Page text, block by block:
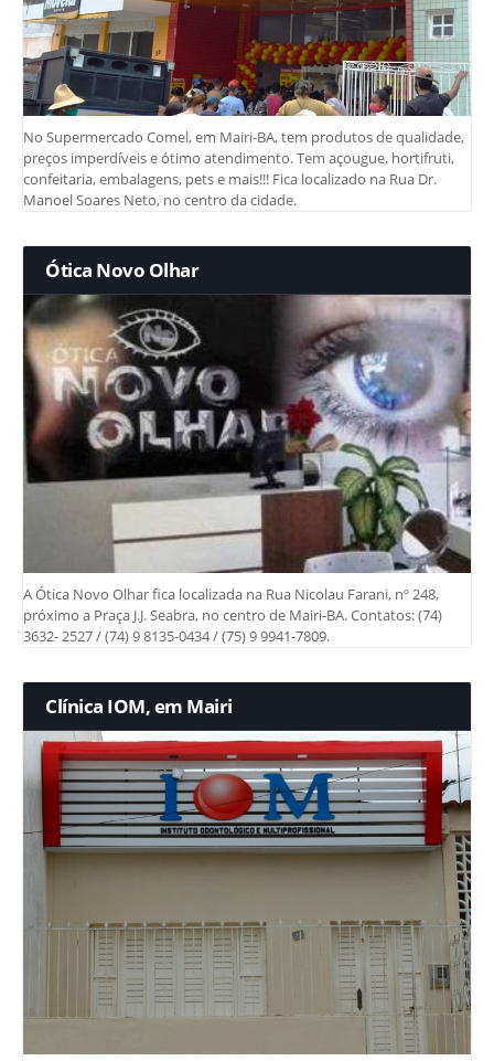
No Supermercado Comel, em Mairi-BA, tem produtos de qualidade,
preços imperdíveis e ótimo atendimento. Tem açougue, hortifruti,
confeitaria, embalagens, pets e mais!!! Fica localizado na Rua Dr.
Manoel Soares Neto, no centro da cidade.
Ótica Novo Olhar
A Ótica Novo Olhar fica localizada na Rua Nicolau Farani, nº 248,
próximo a Praça J.J. Seabra, no centro de Mairi-BA. Contatos: (74)
3632- 2527 / (74) 9 8135-0434 / (75) 9 9941-7809.
Clínica IOM, em Mairi